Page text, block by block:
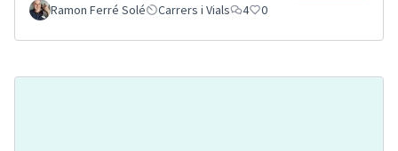
Ramon Ferré Solé
Carrers i Vials 4 0